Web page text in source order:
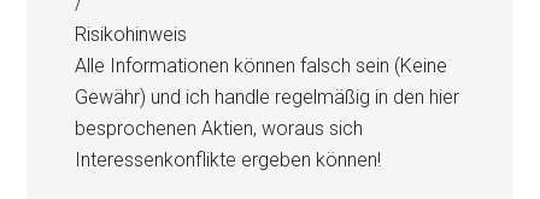
Risikohinweis
Alle Informationen können falsch sein (Keine
Gewähr) und ich handle regelmäßig in den hier
besprochenen Aktien, woraus sich
Interessenkonflikte ergeben können!